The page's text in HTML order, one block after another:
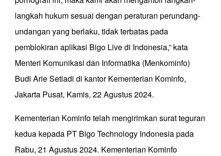
langkah hukum sesuai dengan peraturan perundang-
undangan yang berlaku, tidak terbatas pada
pemblokiran aplikasi Bigo Live di Indonesia,” kata
Menteri Komunikasi dan Informatika (Menkominfo)
Budi Arie Setiadi di kantor Kementerian Kominfo,
Jakarta Pusat, Kamis, 22 Agustus 2024.
Kementerian Kominfo telah mengirimkan surat teguran
kedua kepada PT Bigo Technology Indonesia pada
Rabu, 21 Agustus 2024. Kementerian Kominfo